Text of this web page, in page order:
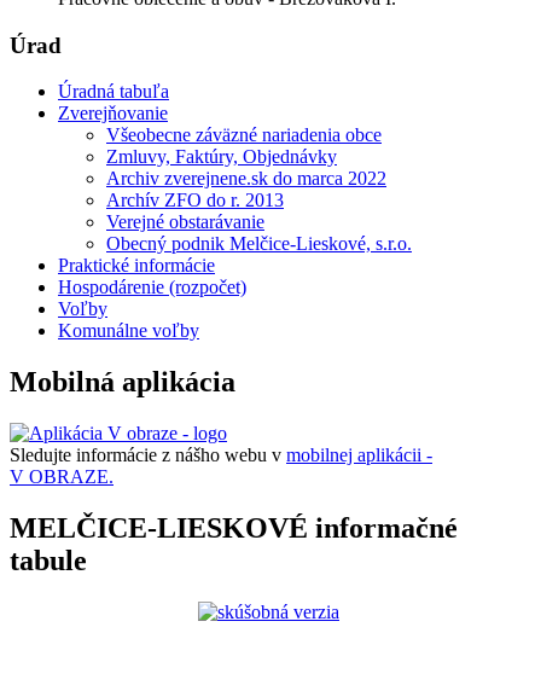
Úrad
Úradná tabuľa
Zverejňovanie
Všeobecne záväzné nariadenia obce
Zmluvy, Faktúry, Objednávky
Archiv zverejnene.sk do marca 2022
Archív ZFO do r. 2013
Verejné obstarávanie
Obecný podnik Melčice-Lieskové, s.r.o.
Praktické informácie
Hospodárenie (rozpočet)
Voľby
Komunálne voľby
Mobilná aplikácia
Sledujte informácie z nášho webu v mobilnej aplikácii -
V OBRAZE.
MELČICE-LIESKOVÉ informačné
tabule